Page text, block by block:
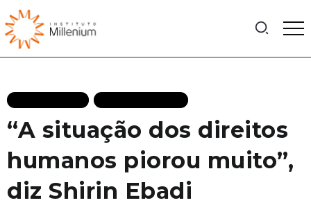
“A situação dos direitos
humanos piorou muito”,
diz Shirin Ebadi